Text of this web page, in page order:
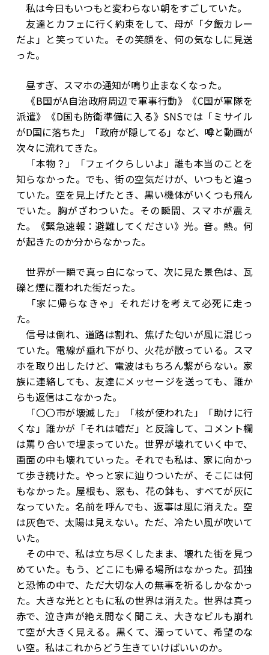
私は今日もいつもと変わらない朝をすごしていた。
友達とカフェに行く約束をして、母が「夕飯カレー
だよ」と笑っていた。その笑顔を、何の気なしに見送
った。
昼すぎ、スマホの通知が鳴り止まなくなった。
《B国がA自治政府周辺で軍事行動》《C国が軍隊を
派遣》《D国も防衛準備に入る》SNSでは「ミサイル
がD国に落ちた」「政府が隠してる」など、噂と動画が
次々に流れてきた。
「本物？」「フェイクらしいよ」誰も本当のことを
知らなかった。でも、街の空気だけが、いつもと違っ
ていた。空を見上げたとき、黒い機体がいくつも飛ん
でいた。胸がざわついた。その瞬間、スマホが震え
た。《緊急速報：避難してください》光。音。熱。何
が起きたのか分からなかった。
世界が一瞬で真っ白になって、次に見た景色は、瓦
礫と煙に覆われた街だった。
「家に帰らなきゃ」それだけを考えて必死に走っ
た。
信号は倒れ、道路は割れ、焦げた匂いが風に混じっ
ていた。電線が垂れ下がり、火花が散っている。スマ
ホを取り出したけど、電波はもちろん繋がらない。家
族に連絡しても、友達にメッセージを送っても、誰か
らも返信はこなかった。
「〇〇市が壊滅した」「核が使われた」「助けに行
くな」誰かが「それは嘘だ」と反論して、コメント欄
は罵り合いで埋まっていた。世界が壊れていく中で、
画面の中も壊れていった。それでも私は、家に向かっ
て歩き続けた。やっと家に辿りついたが、そこには何
もなかった。屋根も、窓も、花の鉢も、すべてが灰に
なっていた。名前を呼んでも、返事は風に消えた。空
は灰色で、太陽は見えない。ただ、冷たい風が吹いて
いた。
その中で、私は立ち尽くしたまま、壊れた街を見つ
めていた。もう、どこにも帰る場所はなかった。孤独
と恐怖の中で、ただ大切な人の無事を祈るしかなかっ
た。大きな光とともに私の世界は消えた。世界は真っ
赤で、泣き声が絶え間なく聞こえ、大きなビルも崩れ
て空が大きく見える。黒くて、濁っていて、希望のな
い空。私はこれからどう生きていけばいいのか。